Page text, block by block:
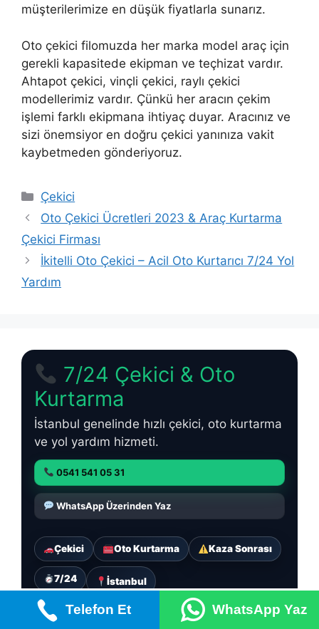
müşterilerimize en düşük fiyatlarla sunarız.
Oto çekici filomuzda her marka model araç için
gerekli kapasitede ekipman ve teçhizat vardır.
Ahtapot çekici, vinçli çekici, raylı çekici
modellerimiz vardır. Çünkü her aracın çekim
işlemi farklı ekipmana ihtiyaç duyar. Aracınız ve
sizi önemsiyor en doğru çekici yanınıza vakit
kaybetmeden gönderiyoruz.
Kategoriler
Çekici
Oto Çekici Ücretleri 2023 & Araç Kurtarma
Çekici Firması
İkitelli Oto Çekici – Acil Oto Kurtarıcı 7/24 Yol
Yardım
7/24 Çekici & Oto
Kurtarma
İstanbul genelinde hızlı çekici, oto kurtarma
ve yol yardım hizmeti.
0541 541 05 31
WhatsApp Üzerinden Yaz
Çekici Oto Kurtarma Kaza Sonrası
7/24 İstanbul
Telefon Et WhatsApp Yaz